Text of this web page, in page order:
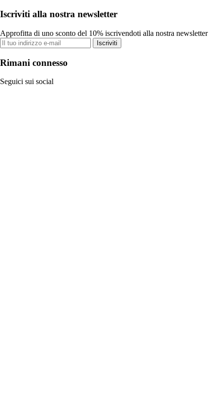
Iscriviti alla nostra newsletter
Approfitta di uno sconto del 10% iscrivendoti alla nostra newsletter
Iscriviti
Rimani connesso
Seguici sui social